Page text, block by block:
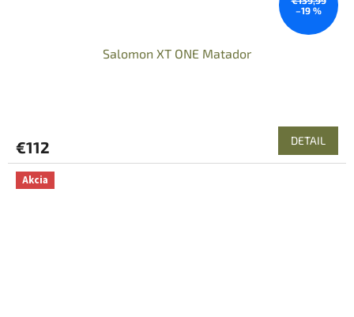
–19 %
Salomon XT ONE Matador
€112 DETAIL
Akcia